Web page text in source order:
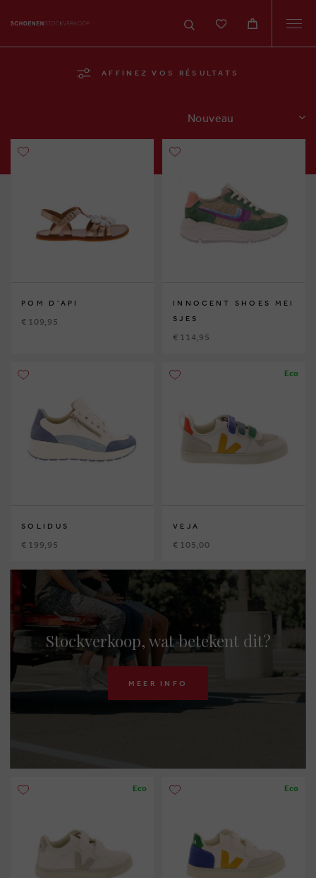
AFFINEZ VOS RÉSULTATS
TRIER
POM D'API
€ 109,95
INNOCENT SHOES MEI
SJES
€ 114,95
SOLIDUS
€ 199,95
Eco
VEJA
€ 105,00
Stockverkoop, wat betekent dit?
MEER INFO
Eco Eco